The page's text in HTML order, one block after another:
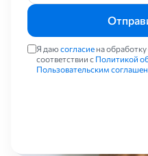
Я даюсогласие на
соответствии с Политикой
Пользовательским